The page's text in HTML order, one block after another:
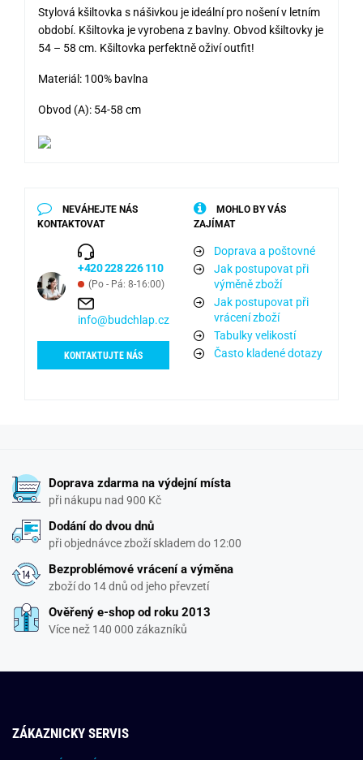
Stylová kšiltovka s nášivkou je ideální pro nošení v letním
období. Kšiltovka je vyrobena z bavlny. Obvod kšiltovky je
54 – 58 cm. Kšiltovka perfektně oživí outfit!
Materiál: 100% bavlna
Obvod (A): 54-58 cm
NEVÁHEJTE NÁS
KONTAKTOVAT
+420 228 226 110
(Po - Pá: 8-16:00)
info@budchlap.cz
KONTAKTUJTE NÁS
MOHLO BY VÁS
ZAJÍMAT
Doprava a poštovné
Jak postupovat při
výměně zboží
Jak postupovat při
vrácení zboží
Tabulky velikostí
Často kladené dotazy
Doprava zdarma na výdejní místa
při nákupu nad 900 Kč
Dodání do dvou dnů
při objednávce zboží skladem do 12:00
Bezproblémové vrácení a výměna
zboží do 14 dnů od jeho převzetí
Ověřený e-shop od roku 2013
Více než 140 000 zákazníků
ZÁKAZNICKY SERVIS